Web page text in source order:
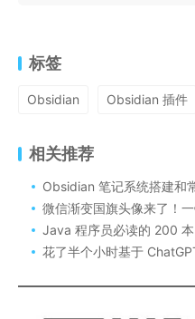
标签
Obsidian Obsidian 插件
相关推荐
Obsidian 笔记系统搭建和
微信渐变国旗头像来了！一
Java 程序员必读的 200
花了半个小时基于 ChatGPT 搭